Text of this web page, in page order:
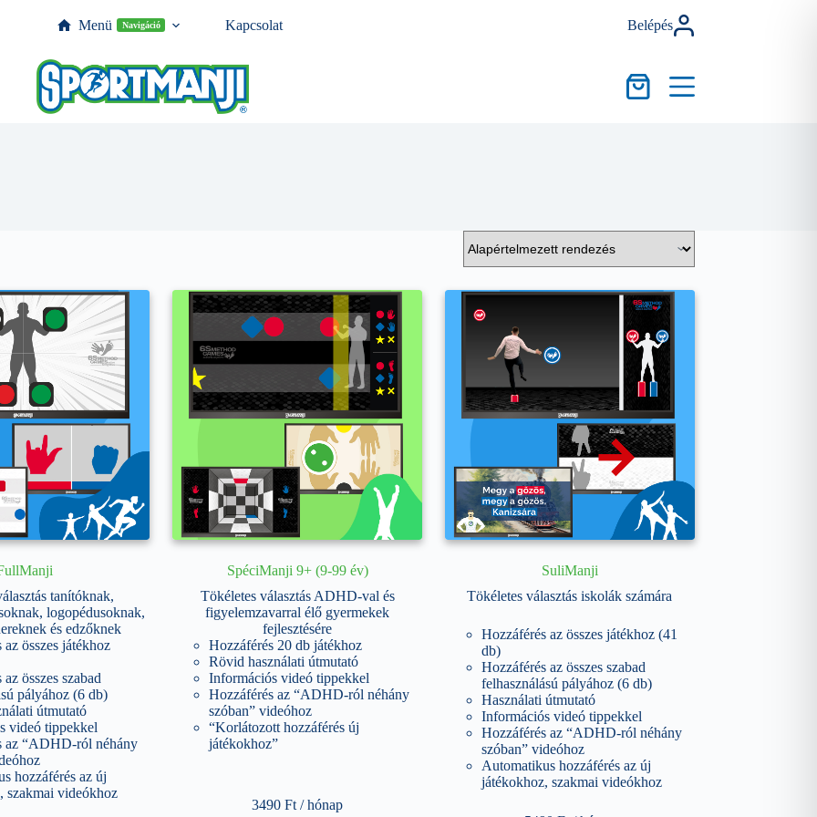
Menü Navigáció Kapcsolat Belépés
Kosár
tanítóknak,
logopédusoknak,
és edzőknek
az összes játékhoz
összes szabad
pályához (6 db)
útmutató
videó tippekkel
az “ADHD-ról néhány
hozzáférés az új
szakmai videókhoz
SpéciManji 9+ (9-99 év)
Tökéletes választás ADHD-val és
figyelemzavarral élő gyermekek
fejlesztésére
Hozzáférés 20 db játékhoz
Rövid használati útmutató
Információs videó tippekkel
Hozzáférés az “ADHD-ról néhány
szóban” videóhoz
“Korlátozott hozzáférés új
játékokhoz”
3490Ft / hónap
SuliManji
Tökéletes választás iskolák számára
Hozzáférés az összes játékhoz (41
db)
Hozzáférés az összes szabad
felhasználású pályához (6 db)
Használati útmutató
Információs videó tippekkel
Hozzáférés az “ADHD-ról néhány
szóban” videóhoz
Automatikus hozzáférés az új
játékokhoz, szakmai videókhoz